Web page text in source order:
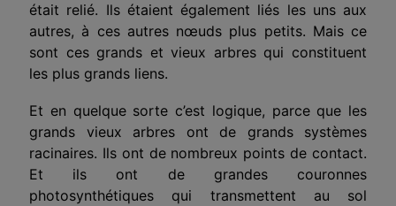
était relié. Ils étaient également liés les uns aux
autres, à ces autres nœuds plus petits. Mais ce
sont ces grands et vieux arbres qui constituent
les plus grands liens.
Et en quelque sorte c’est logique, parce que les
grands vieux arbres ont de grands systèmes
racinaires. Ils ont de nombreux points de contact.
Et ils ont de grandes couronnes
photosynthétiques qui transmettent au sol